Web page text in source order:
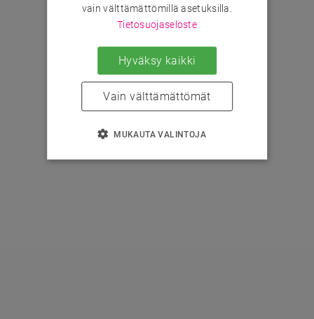
vain välttämättömillä asetuksilla.
Tietosuojaseloste
Hyväksy kaikki
Vain välttämättömät
MUKAUTA VALINTOJA